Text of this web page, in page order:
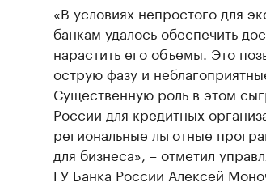
«В условиях непростого для
банкам удалось обеспечить
нарастить его объемы. Это
острую фазу и
Существенную роль в этом
России для кредитных
региональные льготные
для бизнеса», – отметил
ГУ Банка России Алексей